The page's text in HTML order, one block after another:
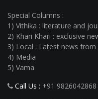
Special Columns :
1) Vithika : literature and
2) Khari Khari : exclusive
3) Local : Latest news
4) Media
5) Vama
Call Us : +91 9826042868